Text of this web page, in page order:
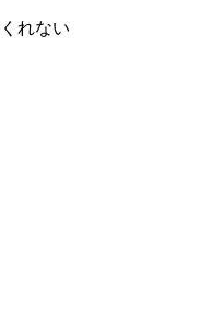
れない